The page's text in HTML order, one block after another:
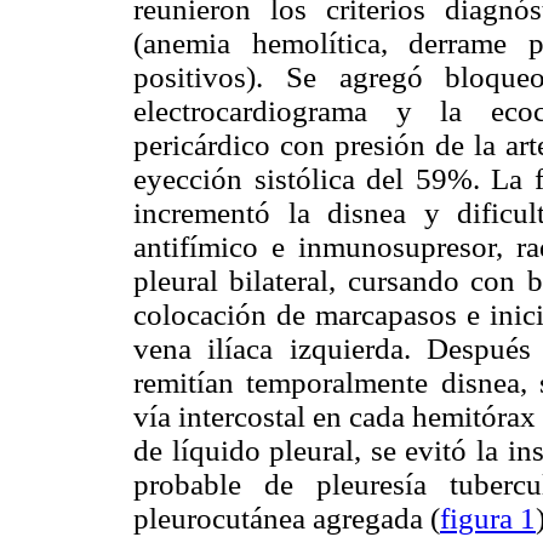
reunieron los criterios
(anemia hemolítica, derrame
positivos). Se agregó
electrocardiograma y la
pericárdico con presión de la
eyección sistólica del 59%. La
incrementó la disnea y
antifímico e inmunosupresor,
pleural bilateral, cursando con
colocación de marcapasos e
vena ilíaca izquierda.
remitían temporalmente
vía intercostal en cada
de líquido pleural, se evitó la
probable de pleuresía
pleurocutánea agregada (figura 1